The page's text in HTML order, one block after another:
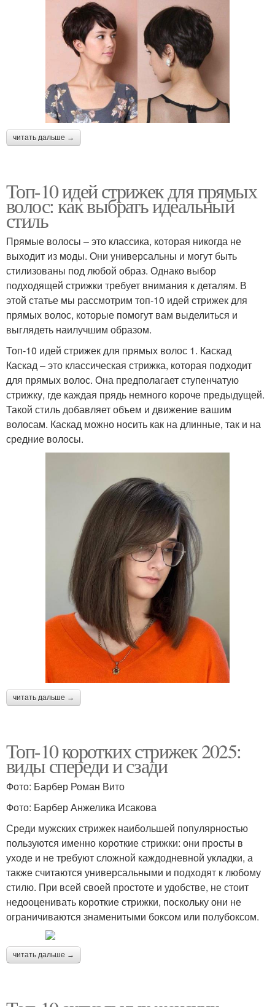
читать дальше →
Топ-10 идей стрижек для прямых
волос: как выбрать идеальный
стиль
Прямые волосы – это классика, которая никогда не
выходит из моды. Они универсальны и могут быть
стилизованы под любой образ. Однако выбор
подходящей стрижки требует внимания к деталям. В
этой статье мы рассмотрим топ-10 идей стрижек для
прямых волос, которые помогут вам выделиться и
выглядеть наилучшим образом.
Топ-10 идей стрижек для прямых волос 1. Каскад
Каскад – это классическая стрижка, которая подходит
для прямых волос. Она предполагает ступенчатую
стрижку, где каждая прядь немного короче предыдущей.
Такой стиль добавляет объем и движение вашим
волосам. Каскад можно носить как на длинные, так и на
средние волосы.
читать дальше →
Топ-10 коротких стрижек 2025:
виды спереди и сзади
Фото: Барбер Роман Вито
Фото: Барбер Анжелика Исакова
Среди мужских стрижек наибольшей популярностью
пользуются именно короткие стрижки: они просты в
уходе и не требуют сложной каждодневной укладки, а
также считаются универсальными и подходят к любому
стилю. При всей своей простоте и удобстве, не стоит
недооценивать короткие стрижки, поскольку они не
ограничиваются знаменитыми боксом или полубоксом.
читать дальше →